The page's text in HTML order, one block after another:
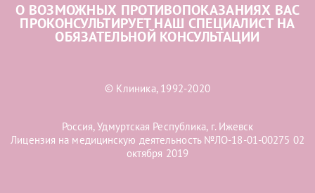
О ВОЗМОЖНЫХ ПРОТИВОПОКАЗАНИЯХ ВАС
ПРОКОНСУЛЬТИРУЕТ НАШ СПЕЦИАЛИСТ НА
ОБЯЗАТЕЛЬНОЙ КОНСУЛЬТАЦИИ
© Клиника, 1992-2020
Россия, Удмуртская Республика, г. Ижевск
Лицензия на медицинскую деятельность №ЛО-18-01-00275 02
октября 2019